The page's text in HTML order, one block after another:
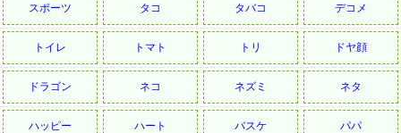
スポーツ タコ タバコ デコメ
トイレ トマト トリ ドヤ顔
ドラゴン ネコ ネズミ ネタ
ハッピー ハート バスケ パパ